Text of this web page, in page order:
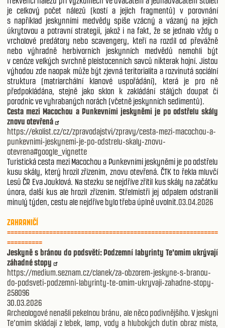
je celkový počet nálezů (kostí a jejich fragmentů) v porovnání
s například jeskynními medvědy spíše vzácný a vázaný na jejich
úkrytovou a potravní strategii, jakož i na fakt, že se jednalo vždy o
vrcholové predátory nebo scavengery, kteří na rozdíl od převážně
nebo výhradně herbivorních jeskynních medvědů nemohli být
v cenóze velkých svrchně pleistocenních savců nikterak hojní. Jistou
výhodou zde naopak může být zjevná teritorialita a rozvinutá sociální
struktura (matriarchální klanové uspořádání), která je pro ně
předpokládána, stejně jako sklon k zakládání stálých doupat či
porodnic ve vyhrabaných norách (včetně jeskynních sedimentů).
Cesta mezi Macochou a Punkevními jeskyněmi je po odstřelu skály
znovu otevřená
https://ekolist.cz/cz/zpravodajstvi/zpravy/cesta-mezi-macochou-a-
punkevnimi-jeskynemi-je-po-odstrelu-skaly-znovu-
otevrena#google_vignette
Turistická cesta mezi Macochou a Punkevními jeskyněmi je po odstřelu
kusu skály, který hrozil zřízením, znovu otevřená. ČTK to řekla mluvčí
Lesů ČR Eva Jouklová. Na stezku se nejdříve zřítil kus skály na začátku
února, další kus ale hrozil zřízením. Střelmistři jej odpalem odstranili
minulý týden, cestu ale nejdříve bylo třeba úplně uvolnit.03.04.2026
ZAHRANIČÍ
============================================================
==========
Jeskyně s bránou do podsvětí: Podzemní labyrinty Te'omim ukrývají
záhadné stopy
https://medium.seznam.cz/clanek/za-obzorem-jeskyne-s-branou-
do-podsveti-podzemni-labyrinty-te-omim-ukryvaji-zahadne-stopy-
258096
30.03.2026
Archeologové nenašli pekelnou bránu, ale něco podivnějšího. V jeskyni
Te’omim skládají z lebek, lamp, vody a hlubokých dutin obraz místa,